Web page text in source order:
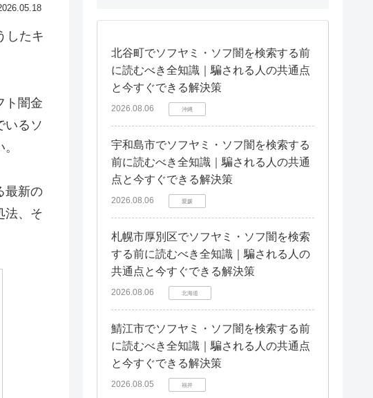
したキ
ト闇金
いるソ
最新の
法、そ
北谷町でソフヤミ・ソフ闇を検索する前
に読むべき全知識｜騙される人の共通点
と今すぐできる解決策
2026.08.06 沖縄
宇和島市でソフヤミ・ソフ闇を検索する
前に読むべき全知識｜騙される人の共通
点と今すぐできる解決策
2026.08.06 愛媛
札幌市厚別区でソフヤミ・ソフ闇を検索
する前に読むべき全知識｜騙される人の
共通点と今すぐできる解決策
2026.08.06 北海道
鯖江市でソフヤミ・ソフ闇を検索する前
に読むべき全知識｜騙される人の共通点
と今すぐできる解決策
2026.08.05 福井